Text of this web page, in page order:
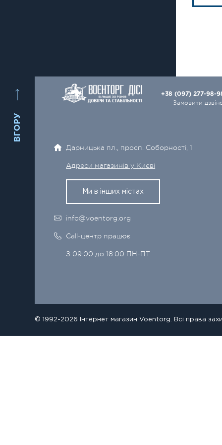
ВГОРУ
+38 (097) 277-98-
Замовити
Дарницька пл., просп. Соборності, 1
Адреси магазинів у Києві
Ми в інших містах
info@voentorg.org
Call-центр працює
З 09:00 до 18:00 ПН-ПТ
© 1992-2026 Інтернет магазин Voentorg. Всі права